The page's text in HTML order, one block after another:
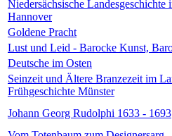
Niedersächsische
Hannover
Goldene Pracht
Lust und Leid - Barocke Kunst,
Deutsche im Osten
Seinzeit und Ältere Branzezeit im
Frühgeschichte Münster
Johann Georg Rudolphi 1633 - 1693